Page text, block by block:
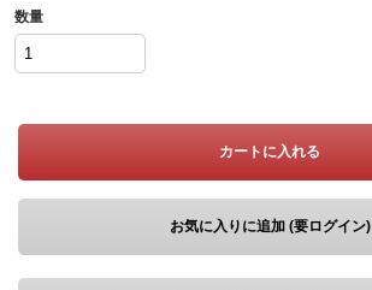
数量
カートに入れる
お気に入りに追加 (要ログイン)